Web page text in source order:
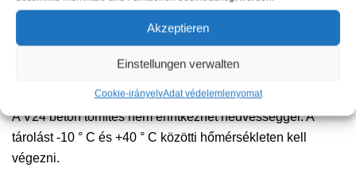
Akzeptieren
Einstellungen verwalten
Cookie-irányelvAdat védelemlenyomat
adatok, valamint toxikológiai és tárolási adatok a
biztonsági adatlapunkon találhatók.
A V24 beton tömítés nem érintkezhet nedvességgel. A
tárolást -10 ° C és +40 ° C közötti hőmérsékleten kell
végezni.